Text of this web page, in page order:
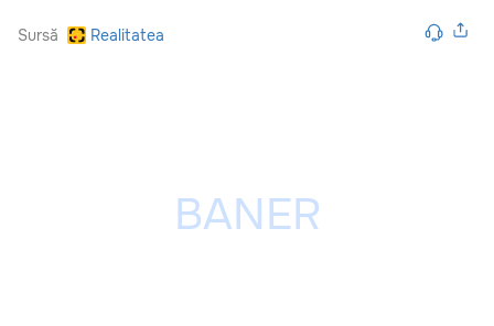
Sursă Realitatea